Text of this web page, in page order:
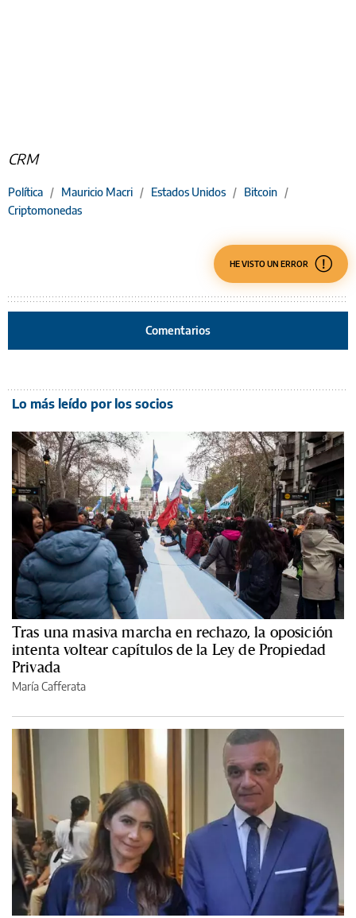
CRM
Política / Mauricio Macri / Estados Unidos / Bitcoin /
Criptomonedas
HE VISTO UN ERROR
Comentarios
Lo más leído por los socios
Tras una masiva marcha en rechazo, la oposición
intenta voltear capítulos de la Ley de Propiedad
Privada
María Cafferata